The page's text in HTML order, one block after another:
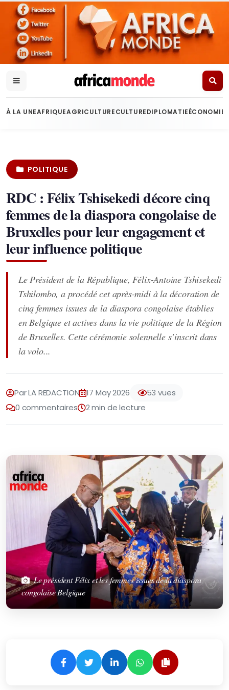
À LA UNEAFRIQUEAGRICULTURECULTUREDIPLOMATIEÉCONOMIE
POLITIQUE
RDC : Félix Tshisekedi décore cinq
femmes de la diaspora congolaise de
Bruxelles pour leur engagement et
leur influence politique
Le Président de la République, Félix-Antoine Tshisekedi
Tshilombo, a procédé cet après-midi à la décoration de
cinq femmes issues de la diaspora congolaise établies
en Belgique et actives dans la vie politique de la Région
de Bruxelles. Cette cérémonie solennelle s’inscrit dans
la volo...
Par LA REDACTION 17 May 2026
53 vues
0 commentaires
2 min de lecture
Le président Félix et les femmes issues de la diaspora
congolaise Belgique